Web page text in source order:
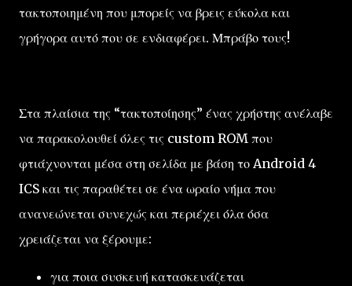
τακτοποιημένη που μπορείς να βρεις εύκολα και
γρήγορα αυτό που σε ενδιαφέρει. Μπράβο τους!
Στα πλαίσια της “τακτοποίησης” ένας χρήστης ανέλαβε
να παρακολουθεί όλες τις custom ROM που
φτιάχνονται μέσα στη σελίδα με βάση το Android 4
ICS και τις παραθέτει σε ένα ωραίο νήμα που
ανανεώνεται συνεχώς και περιέχει όλα όσα
χρειάζεται να ξέρουμε:
για ποια συσκευή κατασκευάζεται